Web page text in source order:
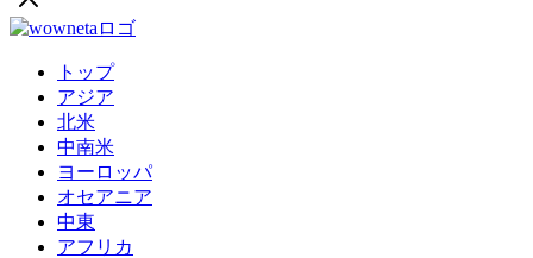
トップ
アジア
北米
中南米
ヨーロッパ
オセアニア
中東
アフリカ